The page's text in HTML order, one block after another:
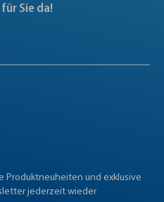
Sie da!
Produktneuheiten und exklusive
jederzeit wieder